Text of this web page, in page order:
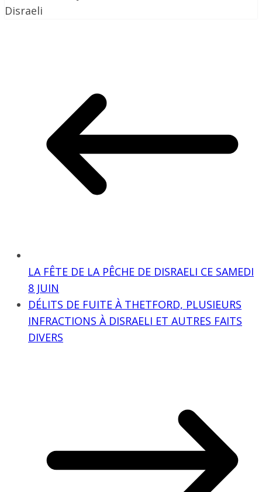
Disraeli
LA FÊTE DE LA PÊCHE DE DISRAELI CE SAMEDI
8 JUIN
DÉLITS DE FUITE À THETFORD, PLUSIEURS
INFRACTIONS À DISRAELI ET AUTRES FAITS
DIVERS